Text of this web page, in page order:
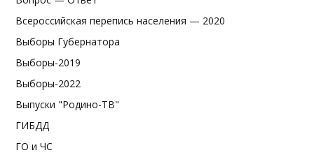
Всероссийская перепись населения — 2020
Выборы Губернатора
Выборы-2019
Выборы-2022
Выпуски "Родино-ТВ"
ГИБДД
ГО и ЧС